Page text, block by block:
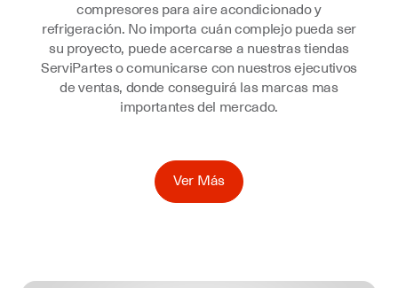
compresores para aire acondicionado y
refrigeración. No importa cuán complejo pueda ser
su proyecto, puede acercarse a nuestras tiendas
ServiPartes o comunicarse con nuestros ejecutivos
de ventas, donde conseguirá las marcas mas
importantes del mercado.
Ver Más